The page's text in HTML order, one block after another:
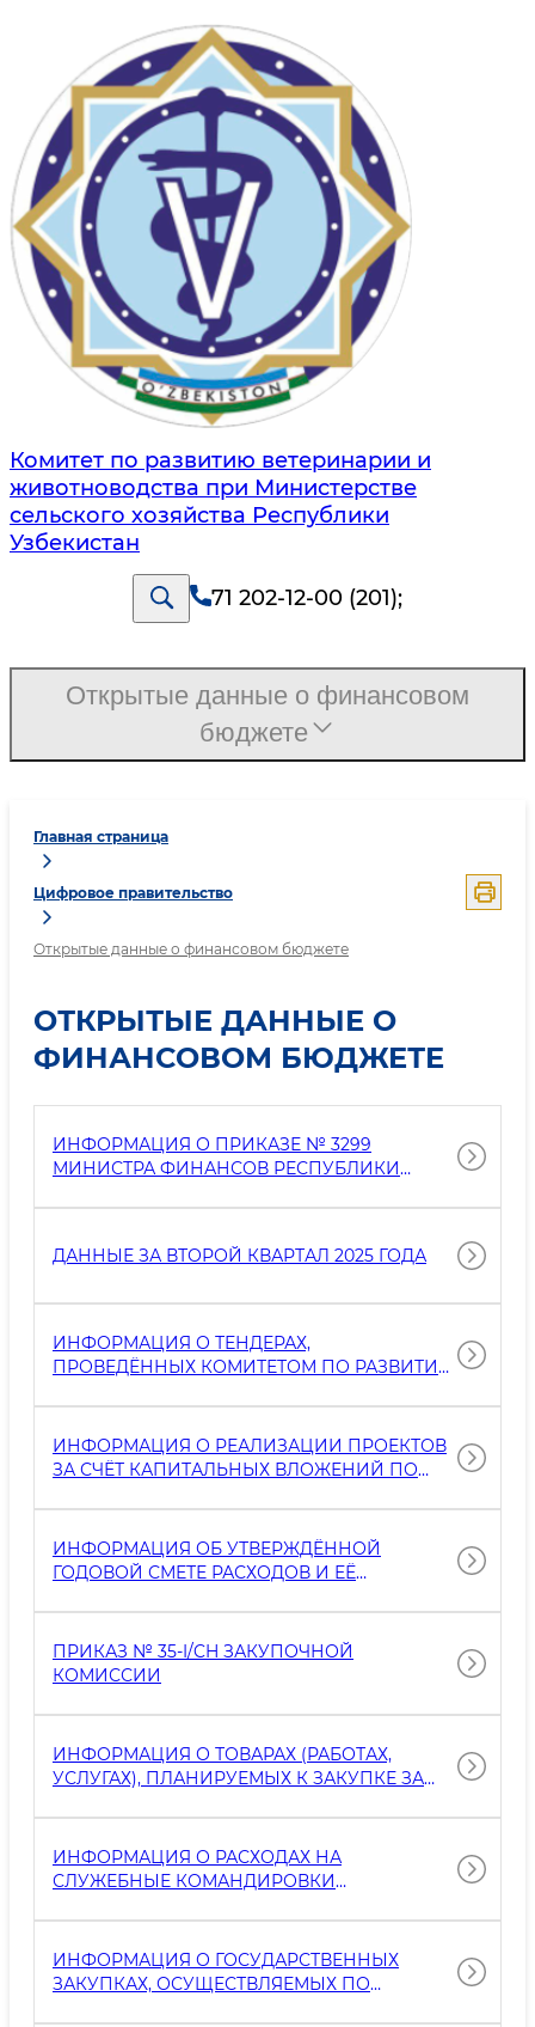
Комитет по развитию ветеринарии и
животноводства при Министерстве
сельского хозяйства Республики
Узбекистан
71 202-12-00 (201);
Главная страница
Цифровое правительство
Открытые данные о финансовом бюджете
ОТКРЫТЫЕ ДАННЫЕ О
ФИНАНСОВОМ БЮДЖЕТЕ
ИНФОРМАЦИЯ О ПРИКАЗЕ № 3299
МИНИСТРА ФИНАНСОВ РЕСПУБЛИКИ
ИНФОРМАЦИИ НА ОФИЦИАЛЬНЫХ ВЕБ-
ОТКРЫТОСТИ БЮДЖЕТНОГО ПРОЦЕССА.
ДАННЫЕ ЗА ВТОРОЙ КВАРТАЛ 2025 ГОДА
ИНФОРМАЦИЯ О ТЕНДЕРАХ,
ПРОВЕДЁННЫХ КОМИТЕТОМ ПО РАЗВИТИЮ
ГОДУ ПО СТРОИТЕЛЬНЫМ,
РЕКОНСТРУКЦИОННЫМ И РЕМОНТНЫМ
РАБОТАМ
ИНФОРМАЦИЯ О РЕАЛИЗАЦИИ ПРОЕКТОВ
ЗА СЧЁТ КАПИТАЛЬНЫХ ВЛОЖЕНИЙ ПО
ВЕТЕРИНАРИИ И ЖИВОТНОВОДСТВА В 2025
ГОДУ
ИНФОРМАЦИЯ ОБ УТВЕРЖДЁННОЙ
ГОДОВОЙ СМЕТЕ РАСХОДОВ И ЕЁ
СТРОИТЕЛЬСТВО, РЕКОНСТРУКЦИЮ И
КАПИТАЛЬНЫЙ РЕМОНТ ОБЪЕКТОВ, А
ТАКЖЕ НА ПРИОБРЕТЕНИЕ И СОДЕРЖАНИЕ
ПРИКАЗ № 35-I/CH ЗАКУПОЧНОЙ
КОМИССИИ
ИНФОРМАЦИЯ О ТОВАРАХ (РАБОТАХ,
УСЛУГАХ), ПЛАНИРУЕМЫХ К ЗАКУПКЕ ЗА
БЮДЖЕТА, ГОСУДАРСТВЕННЫХ ЦЕЛЕВЫХ
ФОНДОВ И ВНЕБЮДЖЕТНЫХ ФОНДОВ
БЮДЖЕТНЫХ ОРГАНИЗАЦИЙ
ИНФОРМАЦИЯ О РАСХОДАХ НА
СЛУЖЕБНЫЕ КОМАНДИРОВКИ
РАЗВИТИЮ ВЕТЕРИНАРИИ И
ЖИВОТНОВОДСТВА ЗА 1-Й КВАРТАЛ 2025
ГОДА
ИНФОРМАЦИЯ О ГОСУДАРСТВЕННЫХ
ЗАКУПКАХ, ОСУЩЕСТВЛЯЕМЫХ ПО
Открытые данные о финансовом
бюджете